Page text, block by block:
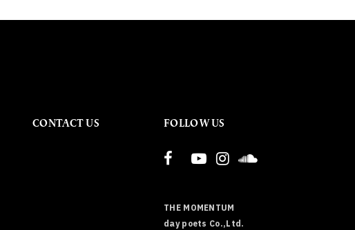
CONTACT US FOLLOW US
THE MOMENTUM
day poets Co.,Ltd.